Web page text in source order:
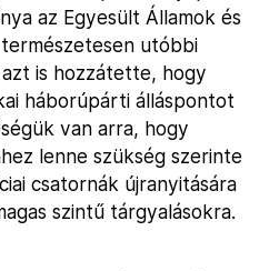
az Egyesült Államok és
utóbbi
is hozzátette, hogy
háborúpárti álláspontot
van arra, hogy
lenne szükség szerinte
csatornák újranyitására
szintű tárgyalásokra.